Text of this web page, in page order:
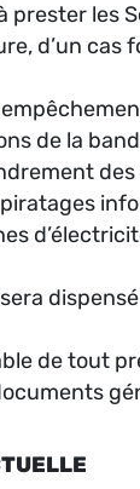
prester
d’un
de la
de tout